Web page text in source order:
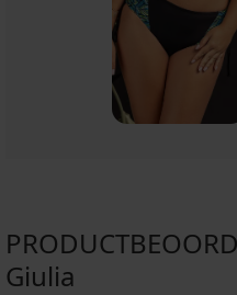
Giulia